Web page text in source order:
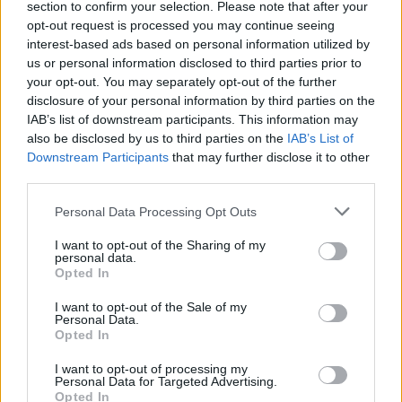
section to confirm your selection. Please note that after your
opt-out request is processed you may continue seeing
interest-based ads based on personal information utilized by
us or personal information disclosed to third parties prior to
your opt-out. You may separately opt-out of the further
disclosure of your personal information by third parties on the
IAB’s list of downstream participants. This information may
also be disclosed by us to third parties on the IAB’s List of
Downstream Participants that may further disclose it to other
Personal Data Processing Opt Outs
I want to opt-out of the Sharing of my
personal data.
Opted In
I want to opt-out of the Sale of my
Personal Data.
Opted In
I want to opt-out of processing my
Personal Data for Targeted Advertising.
Opted In
1er Premio.Ana María Martínez Sánchez, del colegio
Santa Teresa de Jesús
Elba Lucía Bellini Beltrá, del colegio Santa
Teresa de Jesús
3er Premio.Lucía González Reyes, del Colegio
Salesiano Sagrado Corazón de Jesús
Mención especial 1.Kai Sánchez Perdomo
Mención especial 2.Mireia Sánchez Valido
Mención especial 3.